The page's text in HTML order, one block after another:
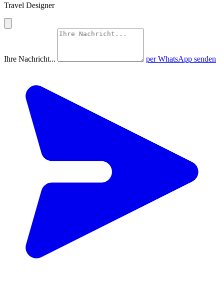
Travel Designer
Ihre Nachricht... per WhatsApp senden